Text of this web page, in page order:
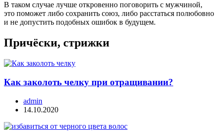
В таком случае лучше откровенно поговорить с мужчиной,
это поможет либо сохранить союз, либо расстаться полюбовно
и не допустить подобных ошибок в будущем.
Причёски, стрижки
Как заколоть челку при отращивании?
admin
14.10.2020